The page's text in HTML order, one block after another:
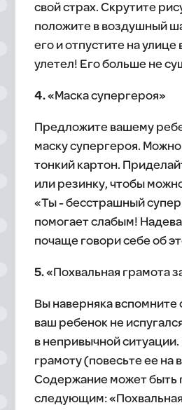
свой страх. Скрутите
положите в воздушный
его и отпустите на улице
улетел! Его больше не
4.«Маска супергероя»
Предложите вашему
маску супергероя.
тонкий картон.
или резинку, чтобы
«Ты - бесстрашный
помогает слабым!
почаще говори себе об
5.«Похвальная грамота
Вы наверняка вспомните
ваш ребенок не
в непривычной
грамоту (повесьте ее на
Содержание может быть
следующим: